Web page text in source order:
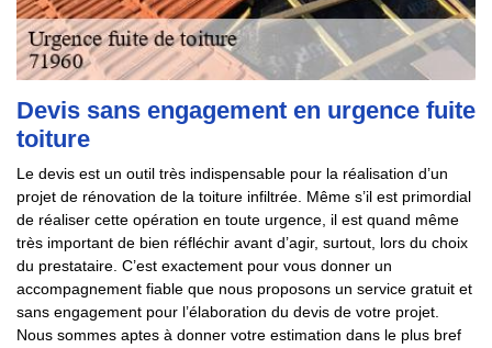
Devis sans engagement en urgence fuite
toiture
Le devis est un outil très indispensable pour la réalisation d’un
projet de rénovation de la toiture infiltrée. Même s’il est primordial
de réaliser cette opération en toute urgence, il est quand même
très important de bien réfléchir avant d’agir, surtout, lors du choix
du prestataire. C’est exactement pour vous donner un
accompagnement fiable que nous proposons un service gratuit et
sans engagement pour l’élaboration du devis de votre projet.
Nous sommes aptes à donner votre estimation dans le plus bref